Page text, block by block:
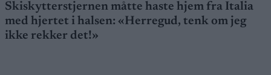
Skiskytterstjernen måtte haste hjem fra Italia
med hjertet i halsen: «Herregud, tenk om jeg
ikke rekker det!»